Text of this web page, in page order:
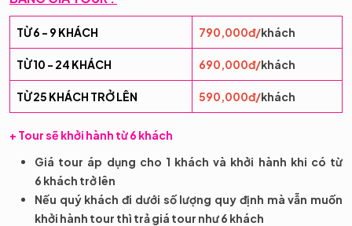
TỪ 6 - 9 KHÁCH 790,000đ/khách
TỪ 10 - 24 KHÁCH 690,000đ/khách
TỪ 25 KHÁCH TRỞ LÊN 590,000đ/khách
+ Tour sẽ khởi hành từ 6 khách
Giá tour áp dụng cho 1 khách và khởi hành khi có từ
6 khách trở lên
Nếu quý khách đi dưới số lượng quy định mà vẫn muốn
khởi hành tour thì trả giá tour như 6 khách